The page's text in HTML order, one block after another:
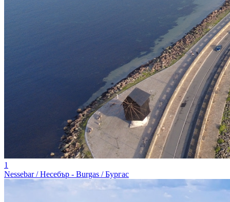
1
Nessebar / Несебър - Burgas / Бургас